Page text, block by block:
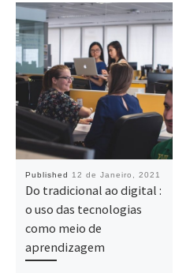
Published 12 de Janeiro, 2021
Do tradicional ao digital :
o uso das tecnologias
como meio de
aprendizagem